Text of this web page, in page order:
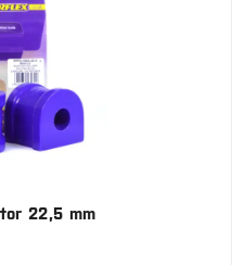
22,5 mm